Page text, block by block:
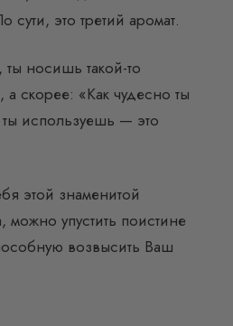
сути, это третий аромат.
ты носишь такой-то
скорее: «Как чудесно ты
используешь — это
этой знаменитой
упустить поистине
возвысить Ваш